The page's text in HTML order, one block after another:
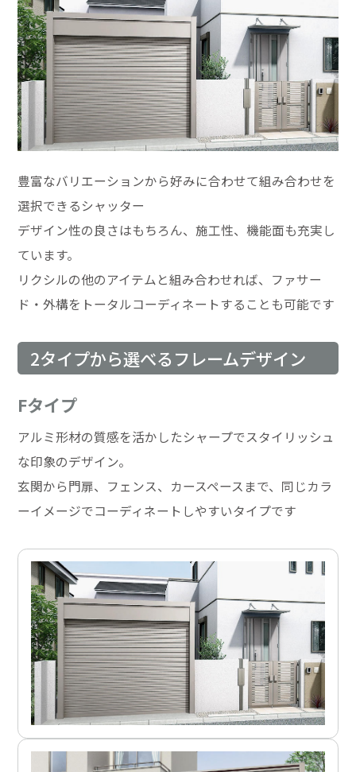
豊富なバリエーションから好みに合わせて組み合わせを
選択できるシャッター
デザイン性の良さはもちろん、施工性、機能面も充実し
ています。
リクシルの他のアイテムと組み合わせれば、ファサー
ド・外構をトータルコーディネートすることも可能です
2タイプから選べるフレームデザイン
Fタイプ
アルミ形材の質感を活かしたシャープでスタイリッシュ
な印象のデザイン。
玄関から門扉、フェンス、カースペースまで、同じカラ
ーイメージでコーディネートしやすいタイプです